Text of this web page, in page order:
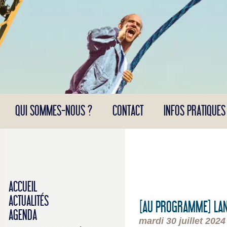
Panneau de gestion des cookies
QUI SOMMES-NOUS ? CONTACT INFOS PRATIQUES
ACCUEIL
ACTUALITÉS
AGENDA
[AU PROGRAMME]
mardi 30 juillet 2024